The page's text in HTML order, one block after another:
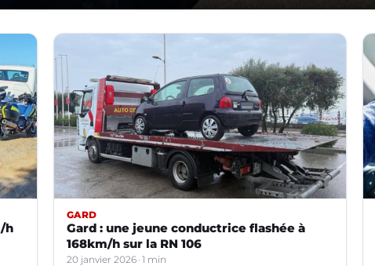
h
GARD
Gard : une jeune conductrice flashée à
168km/h sur la RN 106
20 janvier 2026 1 min